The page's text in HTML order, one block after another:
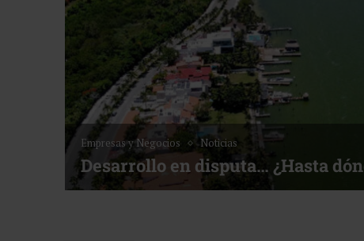
Noticias
Bottega, un viaje servido a la mesa